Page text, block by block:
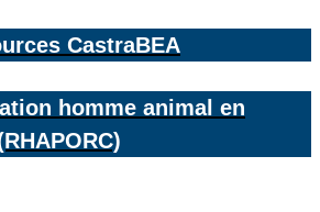
CastraBEA
homme animal en